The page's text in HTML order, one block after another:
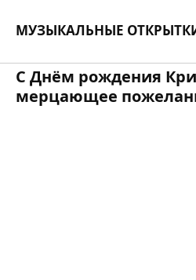
МУЗЫКАЛЬНЫЕ
С Днём рождения
мерцающее